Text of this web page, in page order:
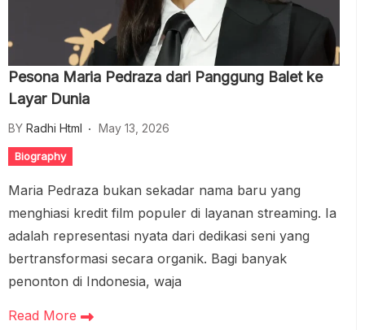
Pesona Maria Pedraza dari Panggung Balet ke
Layar Dunia
BY Radhi Html May 13, 2026
Biography
Maria Pedraza bukan sekadar nama baru yang
menghiasi kredit film populer di layanan streaming. Ia
adalah representasi nyata dari dedikasi seni yang
bertransformasi secara organik. Bagi banyak
penonton di Indonesia, waja
Read More